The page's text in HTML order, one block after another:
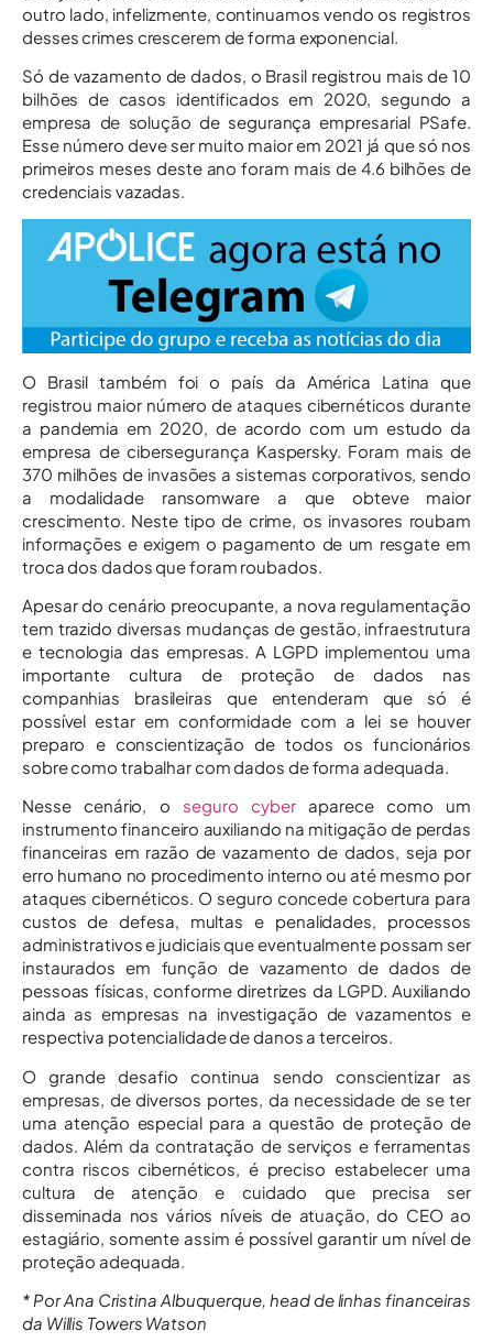
outro lado, infelizmente, continuamos vendo os registros
desses crimes crescerem de forma exponencial.
Só de vazamento de dados, o Brasil registrou mais de 10
bilhões de casos identificados em 2020, segundo a
empresa de solução de segurança empresarial PSafe.
Esse número deve ser muito maior em 2021 já que só nos
primeiros meses deste ano foram mais de 4.6 bilhões de
credenciais vazadas.
O Brasil também foi o país da América Latina que
registrou maior número de ataques cibernéticos durante
a pandemia em 2020, de acordo com um estudo da
empresa de cibersegurança Kaspersky. Foram mais de
370 milhões de invasões a sistemas corporativos, sendo
a modalidade ransomware a que obteve maior
crescimento. Neste tipo de crime, os invasores roubam
informações e exigem o pagamento de um resgate em
troca dos dados que foram roubados.
Apesar do cenário preocupante, a nova regulamentação
tem trazido diversas mudanças de gestão, infraestrutura
e tecnologia das empresas. A LGPD implementou uma
importante cultura de proteção de dados nas
companhias brasileiras que entenderam que só é
possível estar em conformidade com a lei se houver
preparo e conscientização de todos os funcionários
sobre como trabalhar com dados de forma adequada.
Nesse cenário, o seguro cyberaparece como um
instrumento financeiro auxiliando na mitigação de perdas
financeiras em razão de vazamento de dados, seja por
erro humano no procedimento interno ou até mesmo por
ataques cibernéticos. O seguro concede cobertura para
custos de defesa, multas e penalidades, processos
administrativos e judiciais que eventualmente possam ser
instaurados em função de vazamento de dados de
pessoas físicas, conforme diretrizes da LGPD. Auxiliando
ainda as empresas na investigação de vazamentos e
respectiva potencialidade de danos a terceiros.
O grande desafio continua sendo conscientizar as
empresas, de diversos portes, da necessidade de se ter
uma atenção especial para a questão de proteção de
dados. Além da contratação de serviços e ferramentas
contra riscos cibernéticos, é preciso estabelecer uma
cultura de atenção e cuidado que precisa ser
disseminada nos vários níveis de atuação, do CEO ao
estagiário, somente assim é possível garantir um nível de
proteção adequada.
* Por Ana Cristina Albuquerque, head de linhas financeiras
da Willis Towers Watson